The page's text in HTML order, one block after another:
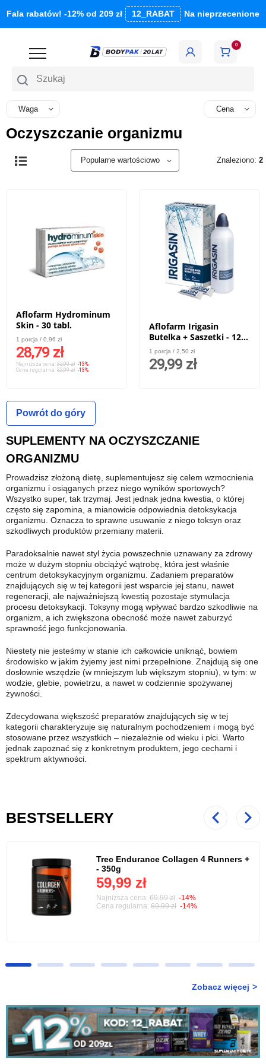
Fala rabatów! -12% od 209 zł 12_RABAT Na nieprzecenione
Szukaj
0
Waga Cena
Oczyszczanie organizmu
Znaleziono: 2
Aflofarm Hydrominum
Skin - 30 tabl.
1 porcja / 0,96 zł
28,79 zł
Najniższa cena: 32,99 zł -13%
Cena regularna: 32,99 zł -13%
Aflofarm Irigasin
Butelka + Saszetki - 12
sasz.
1 porcja / 2,50 zł
29,99 zł
Powrót do góry
SUPLEMENTY NA OCZYSZCZANIE
ORGANIZMU
Prowadzisz złożoną dietę, suplementujesz się celem wzmocnienia
organizmu i osiąganych przez niego wyników sportowych?
Wszystko super, tak trzymaj. Jest jednak jedna kwestia, o której
często się zapomina, a mianowicie odpowiednia detoksykacja
organizmu. Oznacza to sprawne usuwanie z niego toksyn oraz
szkodliwych produktów przemiany materii.
Paradoksalnie nawet styl życia powszechnie uznawany za zdrowy
może w dużym stopniu obciążyć wątrobę, która jest właśnie
centrum detoksykacyjnym organizmu. Zadaniem preparatów
znajdujących się w tej kategorii jest wsparcie jej stanu, nawet
regeneracji, ale najważniejszą kwestią pozostaje stymulacja
procesu detoksykacji. Toksyny mogą wpływać bardzo szkodliwie na
organizm, a ich zwiększona obecność może nawet zaburzyć
sprawność jego funkcjonowania.
Niestety nie jesteśmy w stanie ich całkowicie uniknąć, bowiem
środowisko w jakim żyjemy jest nimi przepełnione. Znajdują się one
dosłownie wszędzie (w mniejszym lub większym stopniu), w tym: w
wodzie, glebie, powietrzu, a nawet w codziennie spożywanej
żywności.
Zdecydowana większość preparatów znajdujących się w tej
kategorii charakteryzuje się naturalnym pochodzeniem i mogą być
stosowane przez wszystkich – niezależnie od wieku i płci. Warto
jednak zapoznać się z konkretnym produktem, jego cechami i
spektrum aktywności.
BESTSELLERY Poprzedni
Trec Endurance Collagen 4 Runners +
- 350g
59,99 zł
Najniższa cena: 69,99 zł -14%
Cena regularna: 69,99 zł -14%
Zobacz więcej